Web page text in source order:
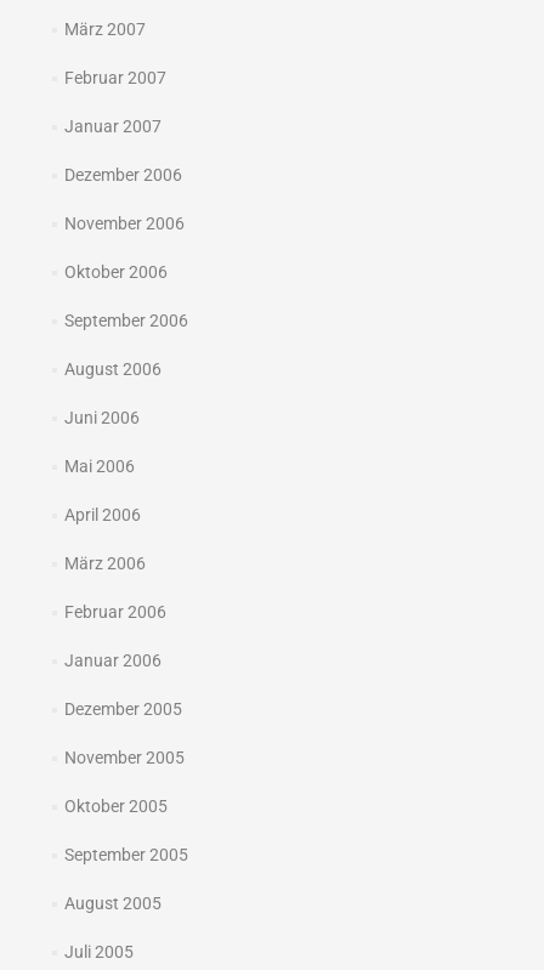
März 2007
Februar 2007
Januar 2007
Dezember 2006
November 2006
Oktober 2006
September 2006
August 2006
Juni 2006
Mai 2006
April 2006
März 2006
Februar 2006
Januar 2006
Dezember 2005
November 2005
Oktober 2005
September 2005
August 2005
Juli 2005